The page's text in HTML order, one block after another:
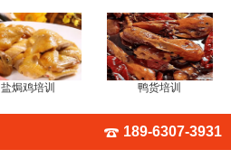
盐焗鸡培训 鸭货培训
189-6307-3931